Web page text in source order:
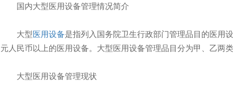
国内大型医用设备管理情况简介
大型医用设备是指列入国务院卫生行政部门管理品目的医用
元人民币以上的医用设备。大型医用设备管理品目分为甲、乙两
大型医用设备管理现状